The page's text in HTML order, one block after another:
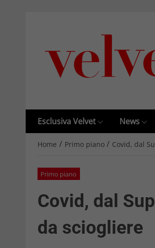
Esclusiva Velvet News
Home / Primo piano / Covid, dal
Primo piano
Covid, dal
da sciogliere